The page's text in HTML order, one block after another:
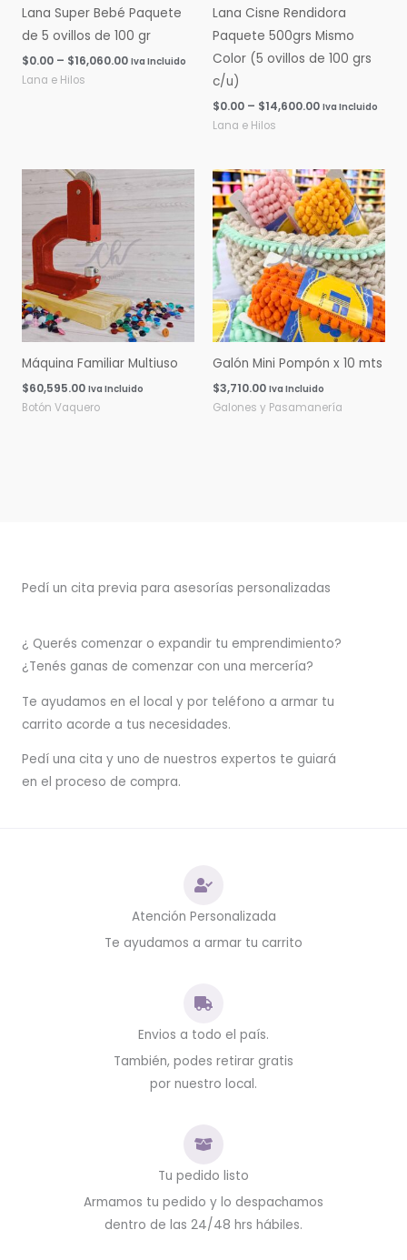
Lana Super Bebé Paquete
de 5 ovillos de 100 gr
$0.00 – $16,060.00 Iva Incluido
Lana e Hilos
Lana Cisne Rendidora
Paquete 500grs Mismo
Color (5 ovillos de 100 grs
c/u)
$0.00 – $14,600.00 Iva Incluido
Lana e Hilos
Máquina Familiar Multiuso
$60,595.00 Iva Incluido
Botón Vaquero
Galón Mini Pompón x 10 mts
$3,710.00 Iva Incluido
Galones y Pasamanería
Pedí un cita previa para asesorías personalizadas
¿ Querés comenzar o expandir tu emprendimiento?
¿Tenés ganas de comenzar con una mercería?
Te ayudamos en el local y por teléfono a armar tu
carrito acorde a tus necesidades.
Pedí una cita y uno de nuestros expertos te guiará
en el proceso de compra.
Atención Personalizada
Te ayudamos a armar tu carrito
Envios a todo el país.
También, podes retirar gratis
por nuestro local.
Tu pedido listo
Armamos tu pedido y lo despachamos
dentro de las 24/48 hrs hábiles.